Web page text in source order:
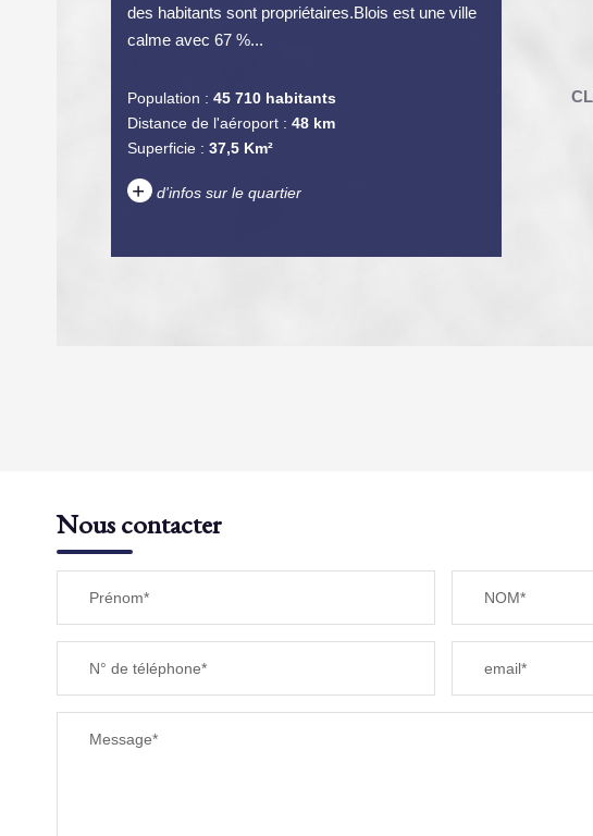
des habitants sont propriétaires.Blois est une ville
calme avec 67 %...
Population : 45 710 habitants
Distance de l'aéroport : 48 km
Superficie : 37,5 Km²
+ d'infos sur le quartier
TAXE FONCIÈRE
RESTAURANTS ET CAFÉS COMMERCES
Nous contacter
Prénom* NOM*
N° de téléphone* email*
Message*